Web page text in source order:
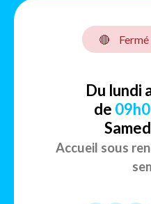
🔴
Du lundi
de
Accueil sous